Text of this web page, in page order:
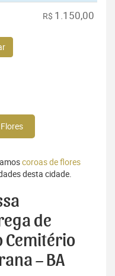
R$ 1.150,00
coroas de flores
desta cidade.
de
Cemitério
– BA